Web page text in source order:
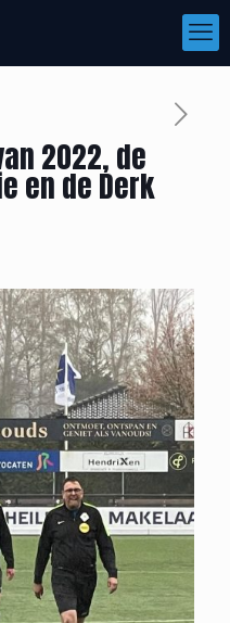
2022, de
en de Derk